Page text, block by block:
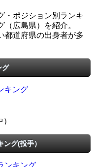
・ポジション別ランキ
広島県）を紹介。
都道府県の出身者が多
グ
キング
グ(投手）